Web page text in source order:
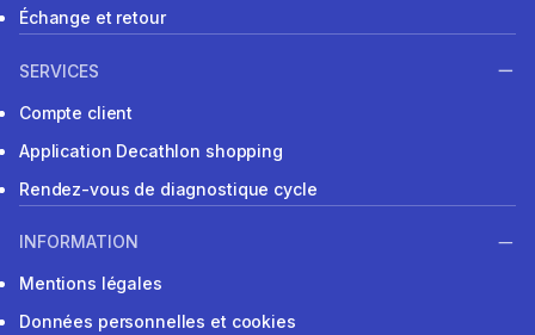
Échange et retour
SERVICES
Compte client
Application Decathlon shopping
Rendez-vous de diagnostique cycle
INFORMATION
Mentions légales
Données personnelles et cookies